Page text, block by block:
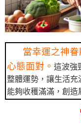
當幸運之神
心態面對。 這波強
整體運勢，讓生活
能夠收穫滿滿，創造